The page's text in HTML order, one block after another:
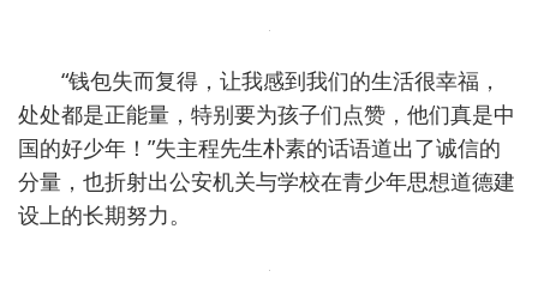
“钱包失而复得，让我感到我们的生活很幸福，
处处都是正能量，特别要为孩子们点赞，他们真是中
国的好少年！”失主程先生朴素的话语道出了诚信的
分量，也折射出公安机关与学校在青少年思想道德建
设上的长期努力。